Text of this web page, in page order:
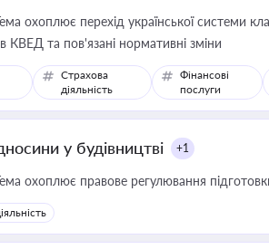
охоплює перехід української системи
КВЕД та пов'язані нормативні зміни
Страхова
діяльність
Фінансові
послуги
у будівництві +1
охоплює правове регулювання